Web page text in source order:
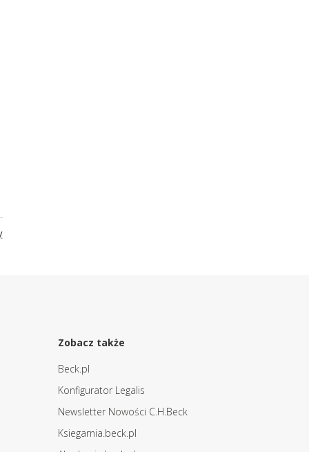
Zobacz także
Beck.pl
Konfigurator Legalis
Newsletter Nowości C.H.Beck
Ksiegarnia.beck.pl